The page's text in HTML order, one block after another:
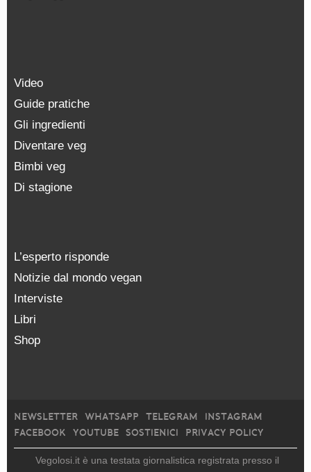
Video
Guide pratiche
Gli ingredienti
Diventare veg
Bimbi veg
Di stagione
L’esperto risponde
Notizie dal mondo vegan
Interviste
Libri
Shop
NEWSLETTER WHATSAPP TELEGRAM
INSTAGRAM
FACEBOOK
YOUTUBE SOSTIENICI PRIVACY POLICY
Vegolosi.it è una testata giornalistica registrata presso il